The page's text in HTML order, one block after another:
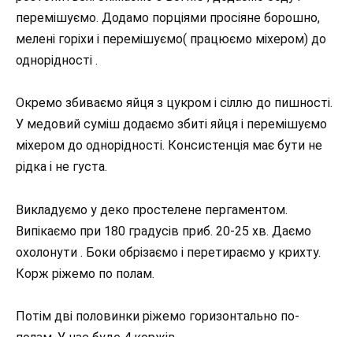
перемішуємо. Додамо порціями просіяне борошно,
мелені горіхи і перемішуємо( працюємо міхером) до
однорідності .
Окремо збиваємо яйця з цукром і сіллю до пишності.
У медовий суміш додаємо збиті яйця і перемішуємо
міхером до однорідності. Консистенція має бути не
рідка і не густа.
Викладуємо у деко простелене пергаментом.
Випікаємо при 180 градусів приб. 20-25 хв. Даємо
охолонути . Боки обрізаємо і перетираємо у крихту.
Корж ріжемо по полам.
Потім дві половинки ріжемо горизонтально по-